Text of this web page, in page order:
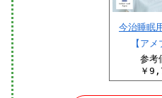
今治睡眠
【アメ
参考
￥